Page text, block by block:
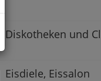
Diskotheken und
Eisdiele, Eissalon